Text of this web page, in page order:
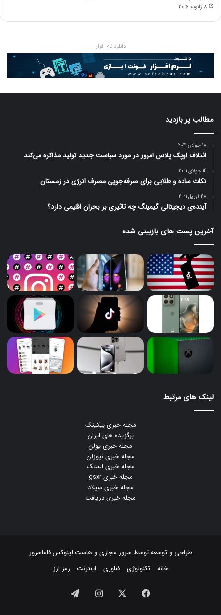
8 ژانویه 2026
دانلود نرم افزار
مطالب پر بازدید
18 جولای 2021
ائتلاف اوپک پلاس امروز در مورد سیاست جدید تولید مذاکره می‌کند
14 جولای 2021
نکات ساده و طلایی برای صرفه‌جویی مصرف انرژی در زمستان
28 آوریل 2021
آینده‌ی دیجیتالی گیمینگ چه تاثیری بر بحران اقلیمی دارد؟
آخرین پست های بازبینی شده
لینک های مرتبط
مجله خبری بیکینگ
برگزیده های ایران
مجله خبری یولن
مجله خبری نیوزلن
مجله خبری لستک
مجله خبری gsxr
مجله خبری سیلاد
مجله خبری دریافت
طراحی و توسعه توسط سرور مجازیو هاست لینوکسفاماسرور
خانه
تکنولوژی فناوری اینترنت رمز ارز
فیسبوک ایکس اینستاگرام